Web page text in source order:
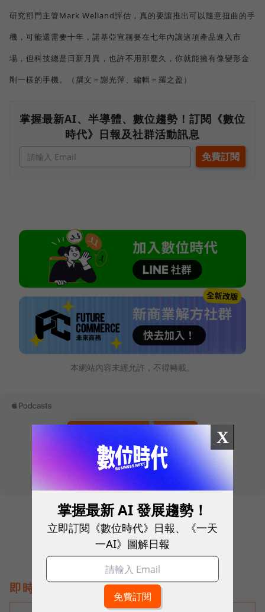
研究部門主管Mark Welland評估，真的要讓推出可以隨意扭曲的手
機，可能還需要十年，諾基亞宣稱要在七年內讓這項產品進入市
場，但科技總是日新月異，也許不用那麼久，你就能擁有像變形金
剛一樣的手機。（撰文＝謝光萍、編輯＝羅之盈）
掌握最新AI、半導體、數位趨勢！訂閱《數位
時代》日報及社群活動訊息
本網站內容未經允許，不得轉載。
即時熱門文章
X
掌握最新 AI 發展趨勢！
立即訂閱《數位時代》日報、《一天
一AI》圖解日報